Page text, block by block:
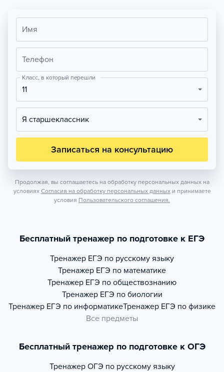
Имя
Телефон
Класс, в который перешли
11
Я старшеклассник
Записаться на консультацию
Продолжая, вы соглашаетесь на обработку персональных данных на
условиях Согласия на обработку персональных данных и принимаете
условия Пользовательского соглашения.
Бесплатный тренажер по подготовке к ЕГЭ
Тренажер ЕГЭ по русскому языку
Тренажер ЕГЭ по математике
Тренажер ЕГЭ по обществознанию
Тренажер ЕГЭ по биологии
Тренажер ЕГЭ по информатикеТренажер ЕГЭ по физике
Все предметы
Бесплатный тренажер по подготовке к ОГЭ
Тренажер ОГЭ по русскому языку